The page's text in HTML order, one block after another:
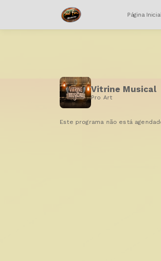
Página Inicial
Vitrine Musical
Pro Art
Este programa não está